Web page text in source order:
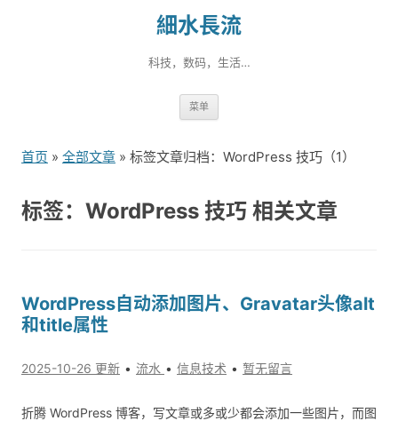
細水長流
科技，数码，生活…
菜单
到
首页 » 全部文章 » 标签文章归档：WordPress 技巧（1）
标签：WordPress 技巧 相关文章
WordPress自动添加图片、Gravatar头像alt
和title属性
2025-10-26 更新 流水 信息技术 暂无留言
折腾 WordPress 博客，写文章或多或少都会添加一些图片，而图